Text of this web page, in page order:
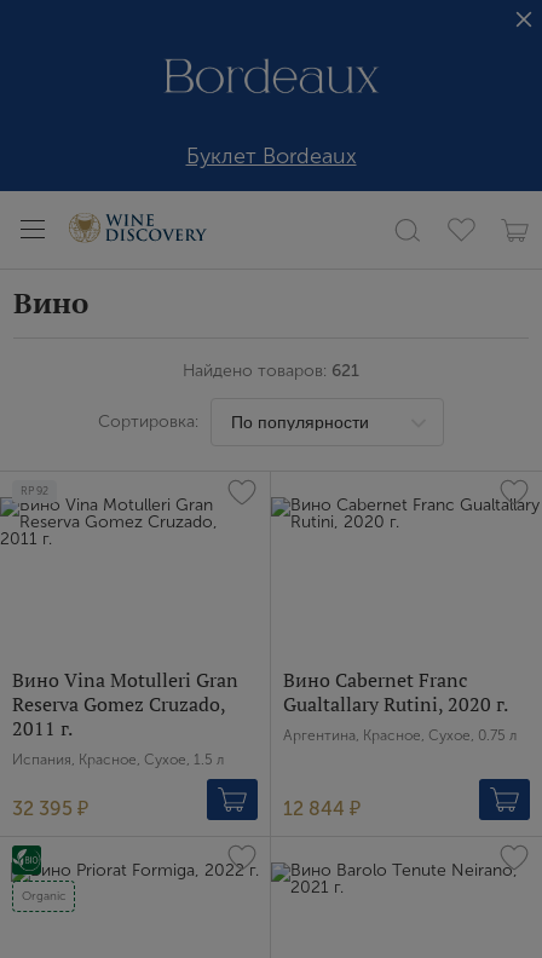
Буклет Bordeaux
Вино
Найдено товаров: 621
Сортировка:
RP 92
Вино Vina Motulleri Gran
Reserva Gomez Cruzado,
2011 г.
Испания, Красное, Сухое, 1.5 л
32 395 ₽
Вино Cabernet Franc
Gualtallary Rutini, 2020 г.
Аргентина, Красное, Сухое, 0.75 л
12 844 ₽
Organic